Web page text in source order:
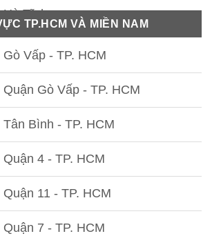
Thái Nguyên
Phú Thọ
Quang
Hà Giang
Cao Bằng
Lạng Sơn
Bắc Kạn
Hà Tĩnh
Quảng Bình
Quảng Trị
Thừa Thiên Huế
Quảng Nam
Quảng Ngãi
Bình Định
TP.HCM VÀ MIỀN NAM
Vấp - TP. HCM
Gò Vấp - TP. HCM
Bình - TP. HCM
4 - TP. HCM
11 - TP. HCM
7 - TP. HCM